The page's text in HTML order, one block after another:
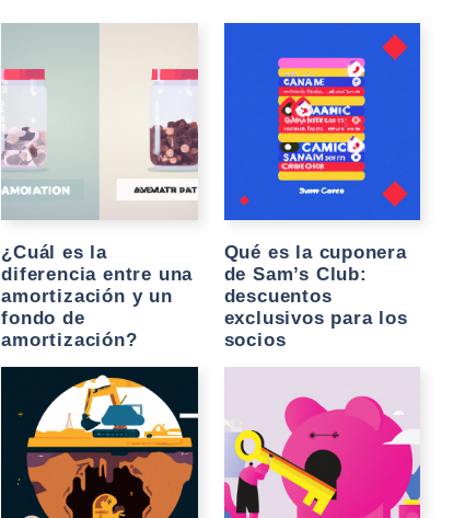
¿Cuál es la
diferencia entre una
amortización y un
fondo de
amortización?
Qué es la cuponera
de Sam’s Club:
descuentos
exclusivos para los
socios